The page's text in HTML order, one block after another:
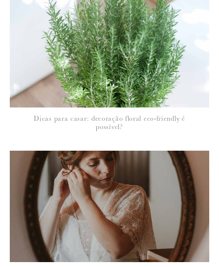
Para saber como tratamos e protegemos os seus dados, leia a nossa
política de privacidade
Dicas para casar: decoração floral eco-friendly é
possível?